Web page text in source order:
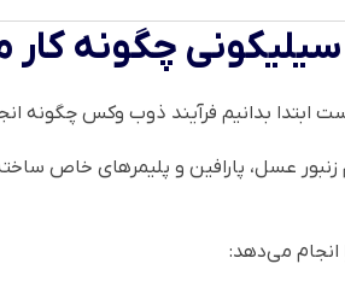
چگونه کار
زنبور عسل، پارافین و پلیمرهای
می‌دهد: